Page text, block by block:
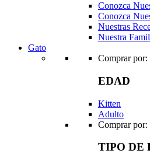
Conozca
Conozca
Nuestras
Nuestra
Gato
Comprar por:
EDAD
Kitten
Adulto
Comprar por:
TIPO DE